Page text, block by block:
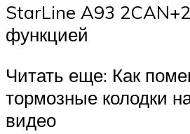
StarLine A93
функцией
Читать еще: Как
тормозные колодки
видео